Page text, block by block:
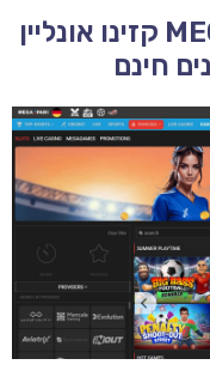
MEGAPARI CASINO – 2026 קזינו אונליין